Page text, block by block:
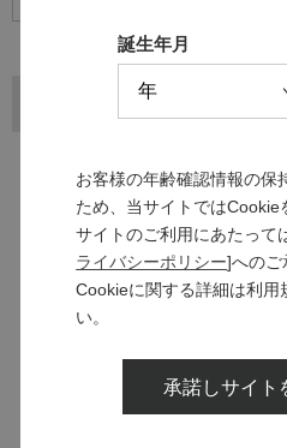
MANNS
ブランド
SOLARIS
誕生年月
お客様の年齢確認情報の保
ため、当サイトではCookie
サイトのご利用にあたって
ライバシーポリシー]へのご
Cookieに関する詳細は利用
い。
承諾しサイト